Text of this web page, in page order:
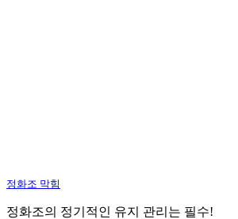
정화조 막힘
정화조의 정기적인 유지 관리는 필수!